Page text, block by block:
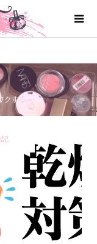
クする
記